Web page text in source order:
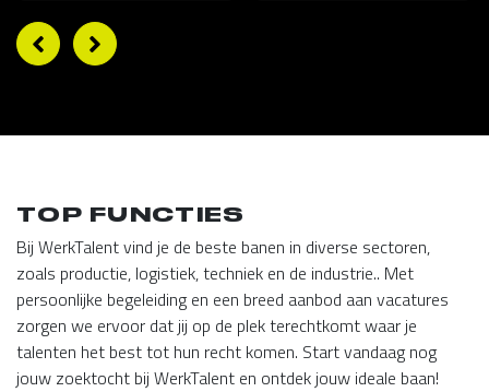
TOP FUNCTIES
Bij WerkTalent vind je de beste banen in diverse sectoren,
zoals productie, logistiek, techniek en de industrie.. Met
persoonlijke begeleiding en een breed aanbod aan vacatures
zorgen we ervoor dat jij op de plek terechtkomt waar je
talenten het best tot hun recht komen. Start vandaag nog
jouw zoektocht bij WerkTalent en ontdek jouw ideale baan!